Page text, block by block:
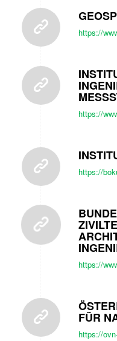
https://
https://
https://
https://
FÜR
https://